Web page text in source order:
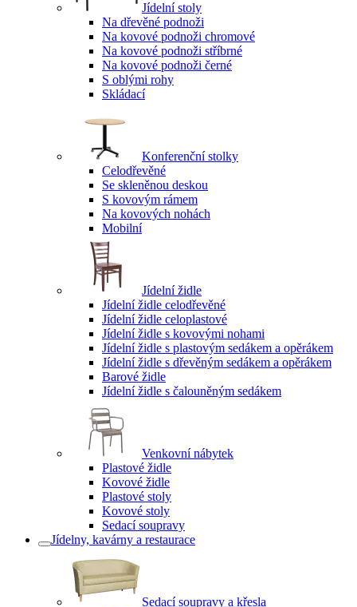
Jídelní stoly
Na dřevěné podnoži
Na kovové podnoži chromové
Na kovové podnoži stříbrné
Na kovové podnoži černé
S oblými rohy
Skládací
Konferenční stolky
Celodřevěné
Se skleněnou deskou
S kovovým rámem
Na kovových nohách
Mobilní
Jídelní židle
Jídelní židle celodřevěné
Jídelní židle celoplastové
Jídelní židle s kovovými nohami
Jídelní židle s plastovým sedákem a opěrákem
Jídelní židle s dřevěným sedákem a opěrákem
Barové židle
Jídelní židle s čalouněným sedákem
Venkovní nábytek
Plastové židle
Kovové židle
Plastové stoly
Kovové stoly
Sedací soupravy
Jídelny, kavárny a restaurace
Sedací soupravy a křesla